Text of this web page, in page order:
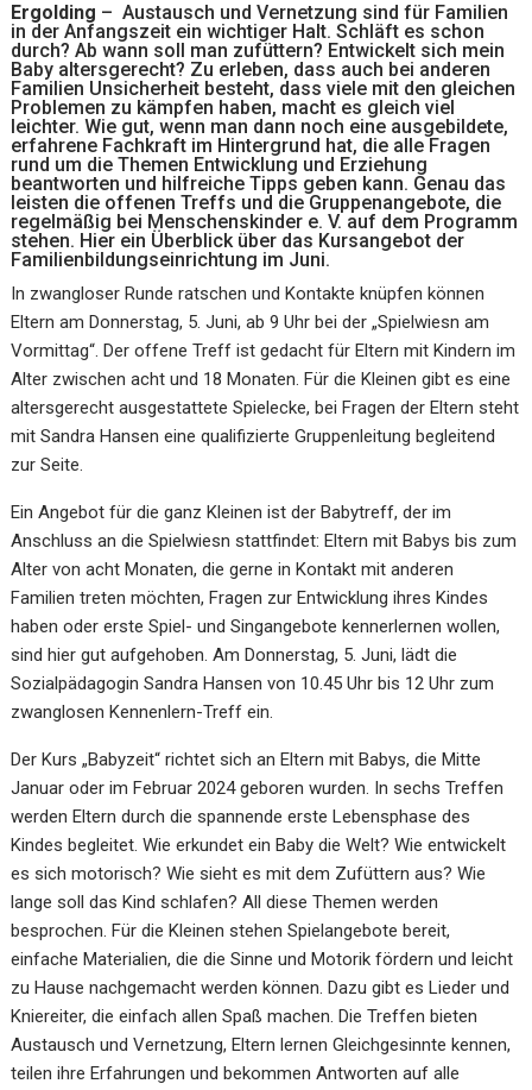
Ergolding – Austausch und Vernetzung sind für Familien
in der Anfangszeit ein wichtiger Halt. Schläft es schon
durch? Ab wann soll man zufüttern? Entwickelt sich mein
Baby altersgerecht? Zu erleben, dass auch bei anderen
Familien Unsicherheit besteht, dass viele mit den gleichen
Problemen zu kämpfen haben, macht es gleich viel
leichter. Wie gut, wenn man dann noch eine ausgebildete,
erfahrene Fachkraft im Hintergrund hat, die alle Fragen
rund um die Themen Entwicklung und Erziehung
beantworten und hilfreiche Tipps geben kann. Genau das
leisten die offenen Treffs und die Gruppenangebote, die
regelmäßig bei Menschenskinder e. V. auf dem Programm
stehen. Hier ein Überblick über das Kursangebot der
Familienbildungseinrichtung im Juni.
In zwangloser Runde ratschen und Kontakte knüpfen können
Eltern am Donnerstag, 5. Juni, ab 9 Uhr bei der „Spielwiesn am
Vormittag“. Der offene Treff ist gedacht für Eltern mit Kindern im
Alter zwischen acht und 18 Monaten. Für die Kleinen gibt es eine
altersgerecht ausgestattete Spielecke, bei Fragen der Eltern steht
mit Sandra Hansen eine qualifizierte Gruppenleitung begleitend
zur Seite.
Ein Angebot für die ganz Kleinen ist der Babytreff, der im
Anschluss an die Spielwiesn stattfindet: Eltern mit Babys bis zum
Alter von acht Monaten, die gerne in Kontakt mit anderen
Familien treten möchten, Fragen zur Entwicklung ihres Kindes
haben oder erste Spiel- und Singangebote kennerlernen wollen,
sind hier gut aufgehoben. Am Donnerstag, 5. Juni, lädt die
Sozialpädagogin Sandra Hansen von 10.45 Uhr bis 12 Uhr zum
zwanglosen Kennenlern-Treff ein.
Der Kurs „Babyzeit“ richtet sich an Eltern mit Babys, die Mitte
Januar oder im Februar 2024 geboren wurden. In sechs Treffen
werden Eltern durch die spannende erste Lebensphase des
Kindes begleitet. Wie erkundet ein Baby die Welt? Wie entwickelt
es sich motorisch? Wie sieht es mit dem Zufüttern aus? Wie
lange soll das Kind schlafen? All diese Themen werden
besprochen. Für die Kleinen stehen Spielangebote bereit,
einfache Materialien, die die Sinne und Motorik fördern und leicht
zu Hause nachgemacht werden können. Dazu gibt es Lieder und
Kniereiter, die einfach allen Spaß machen. Die Treffen bieten
Austausch und Vernetzung, Eltern lernen Gleichgesinnte kennen,
teilen ihre Erfahrungen und bekommen Antworten auf alle